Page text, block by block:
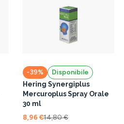
-39% Disponibile
Hering Synergiplus
Mercuroplus Spray Orale
30 ml
8,96 €14,80 €